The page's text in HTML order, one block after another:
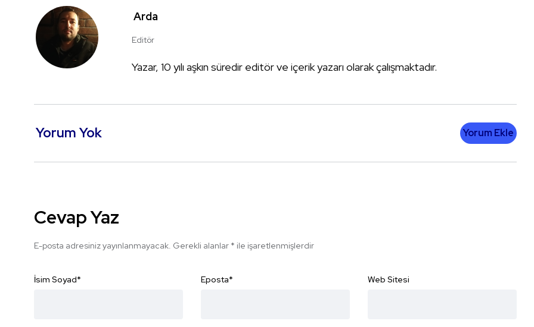
Arda
Editör
Yazar, 10 yılı aşkın süredir editör ve içerik yazarı olarak çalışmaktadır.
Yorum Yok Yorum Ekle
Cevap Yaz
E-posta adresiniz yayınlanmayacak. Gerekli alanlar * ile işaretlenmişlerdir
İsim Soyad* Eposta* Web Sitesi